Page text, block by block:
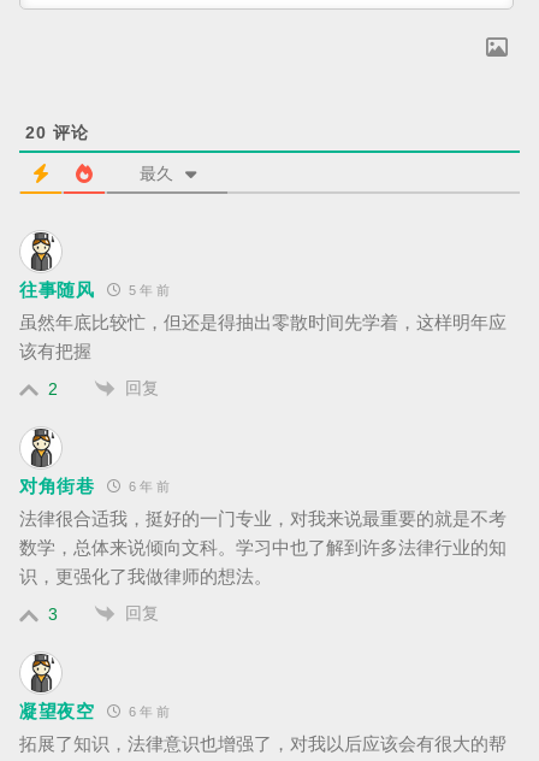
20 评论
最久
往事随风 5 年 前
虽然年底比较忙，但还是得抽出零散时间先学着，这样明年应
该有把握
2 回复
对角街巷 6 年 前
法律很合适我，挺好的一门专业，对我来说最重要的就是不考
数学，总体来说倾向文科。学习中也了解到许多法律行业的知
识，更强化了我做律师的想法。
3 回复
凝望夜空 6 年 前
拓展了知识，法律意识也增强了，对我以后应该会有很大的帮